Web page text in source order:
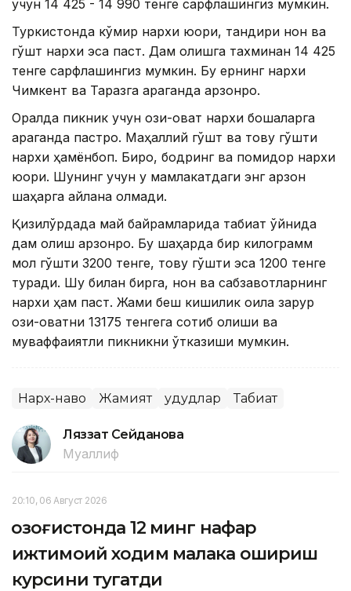
учун 14 425 - 14 990 тенге сарфлашингиз мумкин.
Туркистонда кўмир нархи юқори, тандири нон ва
гўшт нархи эса паст. Дам олишга тахминан 14 425
тенге сарфлашингиз мумкин. Бу ернинг нархи
Чимкент ва Таразга қараганда арзонроқ.
Оралда пикник учун озиқ-овқат нархи бошқаларга
қараганда пастроқ. Маҳаллий гўшт ва товуқ гўшти
нархи ҳамёнбоп. Бироқ, бодринг ва помидор нархи
юқори. Шунинг учун у мамлакатдаги энг арзон
шаҳарга айлана олмади.
Қизилўрдада май байрамларида табиат қўйнида
дам олиш арзонроқ. Бу шаҳарда бир килограмм
мол гўшти 3200 тенге, товуқ гўшти эса 1200 тенге
туради. Шу билан бирга, нон ва сабзавотларнинг
нархи ҳам паст. Жами беш кишилик оила зарур
озиқ-овқатни 13175 тенгега сотиб олиши ва
муваффақиятли пикникни ўтказиши мумкин.
Нарх-наво Жамият Ҳудудлар Табиат
Ляззат Сейданова
Муаллиф
20:10, 06 Август 2026
Қозоғистонда 12 минг нафар
ижтимоий ходим малака ошириш
курсини тугатди